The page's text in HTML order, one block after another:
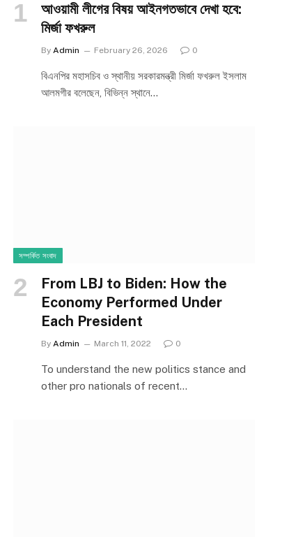
আওয়ামী লীগের বিষয় আইনগতভাবে দেখা হবে:
মির্জা ফখরুল
By Admin February 26, 2026 0
বিএনপির মহাসচিব ও স্থানীয় সরকারমন্ত্রী মির্জা ফখরুল ইসলাম
আলমগীর বলেছেন, বিভিন্ন স্থানে…
সম্পর্কিত সংবাদ
From LBJ to Biden: How the
Economy Performed Under
Each President
By Admin March 11, 2022 0
To understand the new politics stance and
other pro nationals of recent…